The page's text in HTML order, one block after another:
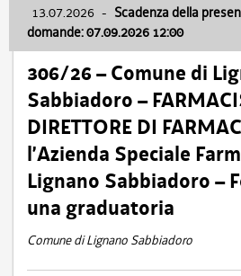
13.07.2026 - Scadenza della
domande: 07.09.2026 12:00
306/26 – Comune di
Sabbiadoro –
DIRETTORE DI
l’Azienda Speciale
Lignano Sabbiadoro –
una graduatoria
Comune di Lignano Sabbiadoro